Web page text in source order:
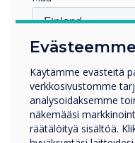
Subject:
5-7 KS1
Evästeemme
Käytämme evästeitä
verkkosivustomme
analysoidaksemme
näkemääsi
räätälöityä sisältöä.
Millä toimialalla
Koulutus
Yritys
Muut
Yrityksen nimi